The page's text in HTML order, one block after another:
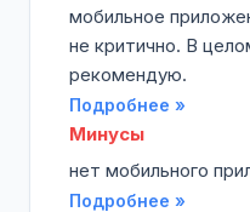
мобильное
не критично. В
рекомендую.
Подробнее »
Минусы
нет мобильного
Подробнее »